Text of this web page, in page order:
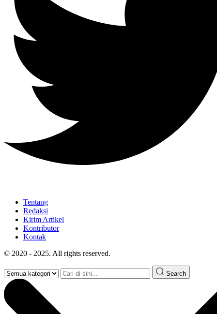
Tentang
Redaksi
Kirim Artikel
Kontributor
Kontak
© 2020 - 2025. All rights reserved.
Search